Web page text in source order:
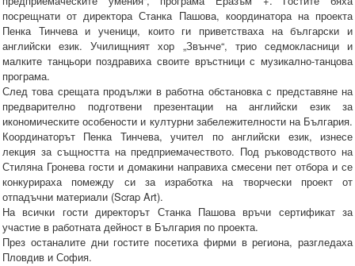
посрещнати от директора Станка Пашова, координатора на проекта
Пенка Тинчева и ученици, които ги приветстваха на български и
английски език. Училищният хор „Звънче“, трио седмокласници и
малките танцьори поздравиха своите връстници с музикално-танцова
програма.
След това срещата продължи в работна обстановка с представяне на
предварително подготвени презентации на английски език за
икономическите особености и културни забележителности на България.
Координаторът Пенка Тинчева, учител по английски език, изнесе
лекция за същността на предприемачеството. Под ръководството на
Стиляна Гронева гости и домакини направиха смесени пет отбора и се
конкурираха помежду си за изработка на творчески проект от
отпадъчни материали (Scrap Art).
На всички гости директорът Станка Пашова връчи сертификат за
участие в работната дейност в България по проекта.
През останалите дни гостите посетиха фирми в региона, разгледаха
Пловдив и София.